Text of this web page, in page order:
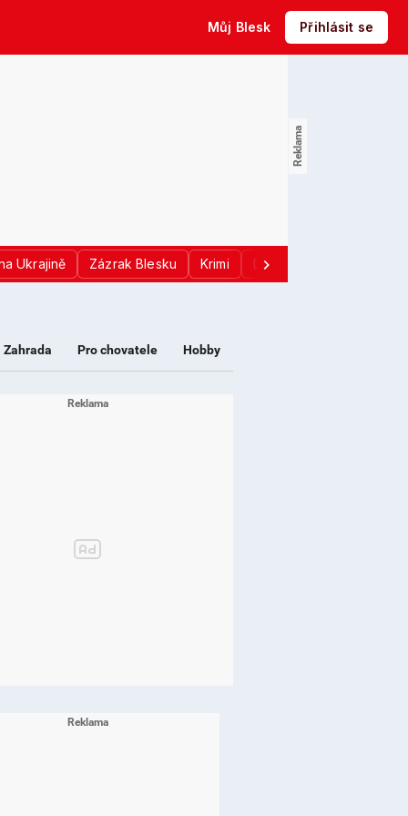
Můj Blesk Přihlásit se
Ukrajině Zázrak Blesku Krimi Donald Trump
Zahrada Pro chovatele Hobby